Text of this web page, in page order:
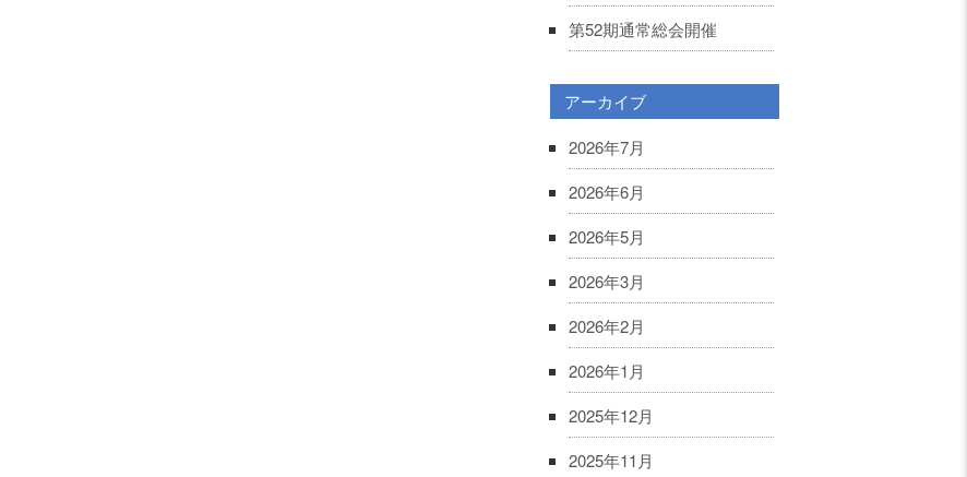
第52期通常総会開催
アーカイブ
2026年7月
2026年6月
2026年5月
2026年3月
2026年2月
2026年1月
2025年12月
2025年11月